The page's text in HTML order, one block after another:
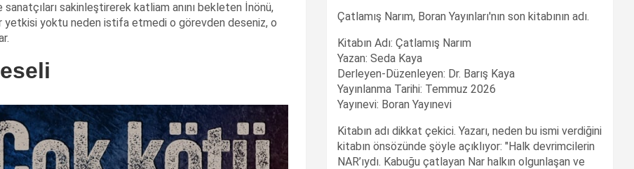
sanatçıları sakinleştirerek katliam anını bekleten İnönü,
yoktu neden istifa etmedi o görevden deseniz, o
Çatlamış Narım, Boran Yayınları'nın son kitabının adı.
Kitabın Adı: Çatlamış Narım
Yazan: Seda Kaya
Derleyen-Düzenleyen: Dr. Barış Kaya
Yayınlanma Tarihi: Temmuz 2026
Yayınevi: Boran Yayınevi
Kitabın adı dikkat çekici. Yazarı, neden bu ismi verdiğini
kitabın önsözünde şöyle açıklıyor: "Halk devrimcilerin
NAR’ıydı. Kabuğu çatlayan Nar halkın olgunlaşan ve